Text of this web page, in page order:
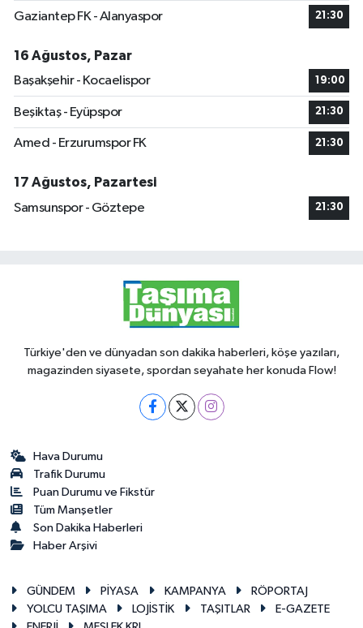
Gaziantep FK - Alanyaspor 21:30
16 Ağustos, Pazar
Başakşehir - Kocaelispor
19:00
Beşiktaş - Eyüpspor 21:30
Amed - Erzurumspor FK 21:30
17 Ağustos, Pazartesi
Samsunspor - Göztepe
21:30
Türkiye'den ve dünyadan son dakika haberleri, köşe yazıları,
magazinden siyasete, spordan seyahate her konuda Flow!
Hava Durumu
Trafik Durumu
Puan Durumu ve Fikstür
Tüm Manşetler
Son Dakika Haberleri
Haber Arşivi
GÜNDEM PİYASA KAMPANYA
RÖPORTAJ
YOLCU TAŞIMA
LOJİSTİK TAŞITLAR
E-GAZETE